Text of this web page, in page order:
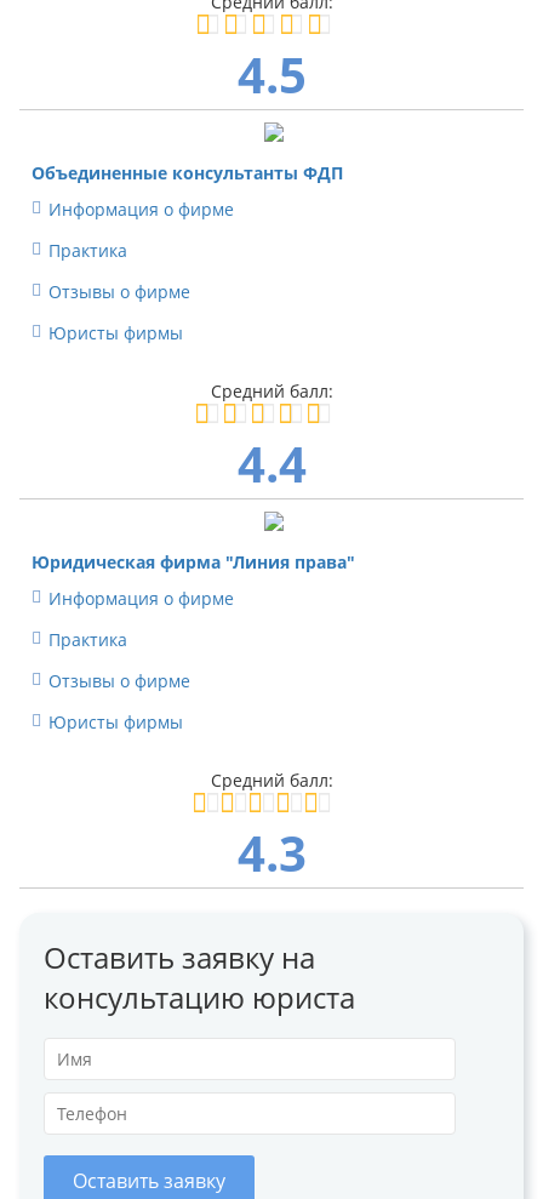
4.5
Объединенные консультанты ФДП
Информация о фирме
Практика
Отзывы о фирме
Юристы фирмы
4.4
Юридическая фирма "Линия права"
Информация о фирме
Практика
Отзывы о фирме
Юристы фирмы
4.3
Оставить заявку на
консультацию юриста
Оставить заявку